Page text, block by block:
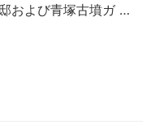
および青塚古墳ガ …